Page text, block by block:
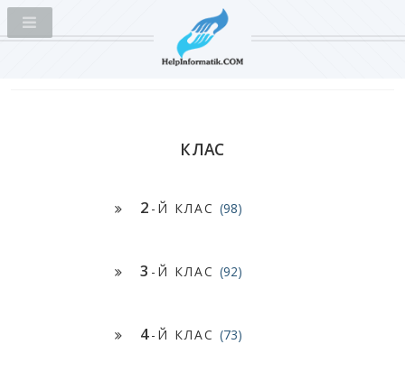
КЛАС
2 -Й КЛАС (98)
3 -Й КЛАС (92)
4-Й КЛАС (73)